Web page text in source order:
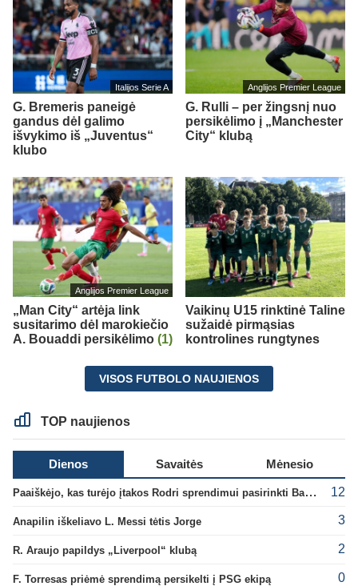
Italijos Serie A
G. Bremeris paneigė
gandus dėl galimo
išvykimo iš „Juventus“
klubo
Anglijos Premier League
G. Rulli – per žingsnį nuo
persikėlimo į „Manchester
City“ klubą
Anglijos Premier League
„Man City“ artėja link
susitarimo dėl marokiečio
A. Bouaddi persikėlimo (1)
Vaikinų U15 rinktinė Taline
sužaidė pirmąsias
kontrolines rungtynes
VISOS FUTBOLO NAUJIENOS
TOP naujienos
Dienos Savaitės Mėnesio
Paaiškėjo, kas turėjo įtakos Rodri sprendimui pasirinkti Barselonos pusę 12
Anapilin iškeliavo L. Messi tėtis Jorge 3
R. Araujo papildys „Liverpool“ klubą 2
F. Torresas priėmė sprendimą persikelti į PSG ekipą 0